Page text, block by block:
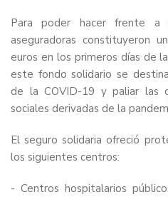
Para poder hacer frente a
aseguradoras constituyeron
euros en los primeros días de
este fondo solidario se
de la COVID-19 y paliar las
sociales derivadas de la
El seguro solidaria ofreció
los siguientes centros:
- Centros hospitalarios